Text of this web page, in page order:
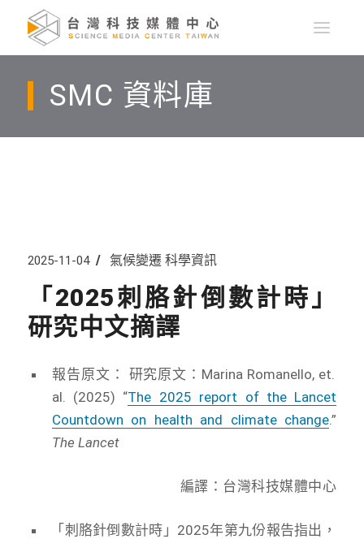
SMC 資料庫
2025-11-04 氣候變遷 科學資訊
「2025刺胳針倒數計時」
研究中文摘譯
報告原文： 研究原文：Marina Romanello, et.
al. (2025) “The 2025 report of the Lancet
Countdown on health and climate change.”
The Lancet
編譯：台灣科技媒體中心
「刺胳針倒數計時」2025年第九份報告指出，